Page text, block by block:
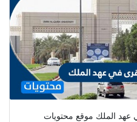
الملك موقع محتويات